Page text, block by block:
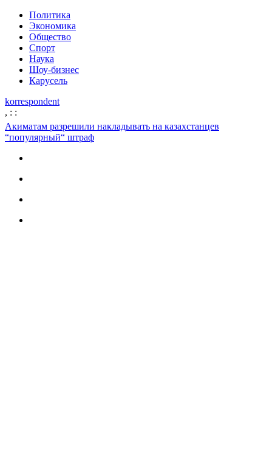
Политика
Экономика
Общество
Спорт
Наука
Шоу-бизнес
Карусель
korrespondent
, : :
Акиматам разрешили накладывать на казахстанцев
“популярный“ штраф